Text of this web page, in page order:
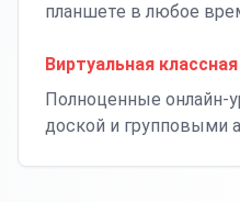
планшете в любое
Виртуальная
Полноценные онлайн-
доской и групповыми